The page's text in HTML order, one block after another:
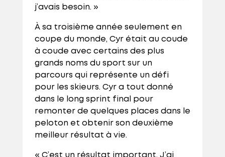
j’avais besoin. »
À sa troisième année seulement en
coupe du monde, Cyr était au coude
à coude avec certains des plus
grands noms du sport sur un
parcours qui représente un défi
pour les skieurs. Cyr a tout donné
dans le long sprint final pour
remonter de quelques places dans le
peloton et obtenir son deuxième
meilleur résultat à vie.
« C’est un résultat important. J’ai